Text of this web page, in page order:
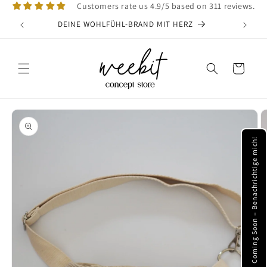
Coming Soon – Benachrichtige mich!
Direkt
zum
Inhalt
Customers rate us 4.9/5 based on 311 reviews.
DEINE WOHLFÜHL-BRAND MIT HERZ
Warenkorb